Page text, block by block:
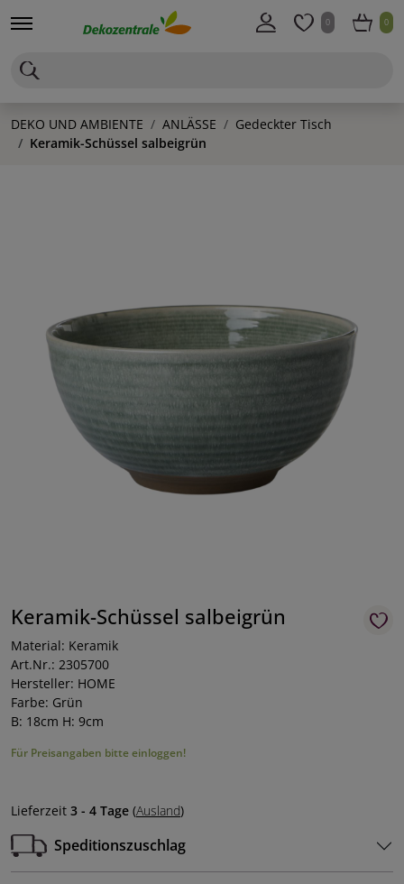
0 0
DEKO UND AMBIENTE ANLÄSSE
Gedeckter Tisch
Keramik-Schüssel salbeigrün
Keramik-Schüssel salbeigrün
Material: Keramik
Art.Nr.: 2305700
Hersteller: HOME
Farbe: Grün
B: 18cm H: 9cm
Für Preisangaben bitte einloggen!
Lieferzeit 3 - 4 Tage (Ausland)
Speditionszuschlag